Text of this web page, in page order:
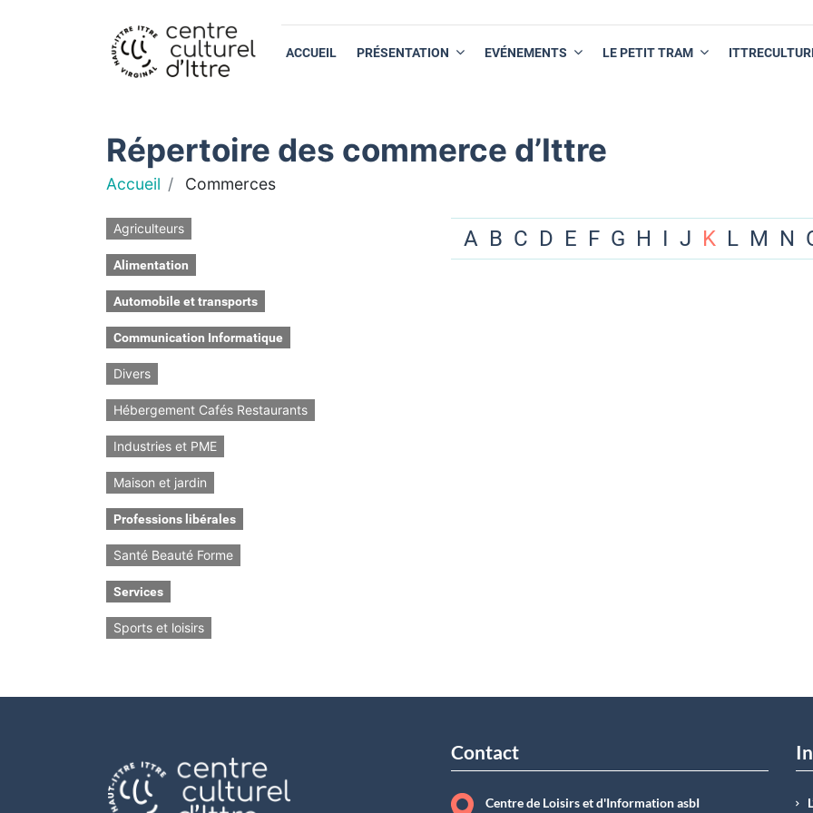
ACCUEIL PRÉSENTATION EVÉNEMENTS LE PETIT TRAM
Répertoire des commerce d’Ittre
Accueil Commerces
Agriculteurs
Alimentation
Automobile et transports
Communication Informatique
Divers
Hébergement Cafés Restaurants
Industries et PME
Maison et jardin
Professions libérales
Santé Beauté Forme
Services
Sports et loisirs
A B C D E F G H I J K L M N
Contact
Centre de Loisirs et d'Information asbI